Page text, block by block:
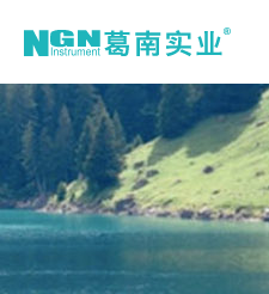
智能传感器
应变
应力
水位